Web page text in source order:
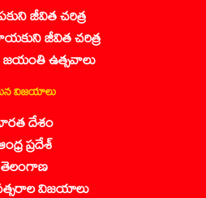
జీవిత చరిత్ర
జీవిత చరిత్ర
జయంతి ఉత్సవాలు
విజయాలు
దేశం
ప్రదేశ్
తెలంగాణ
విజయాలు